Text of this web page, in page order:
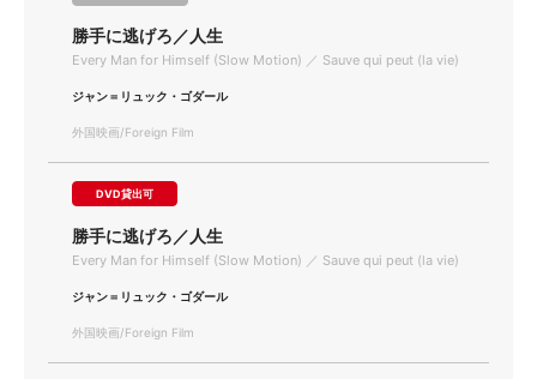
勝手に逃げろ／人生
Every Man for Himself (Slow Motion) ／ Sauve qui peut (la vie)
ジャン＝リュック・ゴダール
外国映画/Foreign Film
DVD貸出可
勝手に逃げろ／人生
Every Man for Himself (Slow Motion) ／ Sauve qui peut (la vie)
ジャン＝リュック・ゴダール
外国映画/Foreign Film